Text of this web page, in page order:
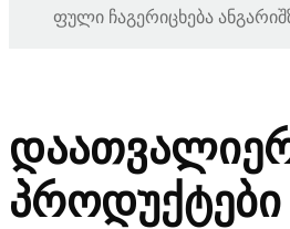
ფული ჩაგერიცხება
პროდუქტები